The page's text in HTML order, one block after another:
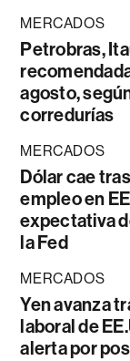
MERCADOS
Petrobras,
agosto,
corredurías
MERCADOS
Dólar cae
empleo en
expectativa
la Fed
MERCADOS
Yen avanza
laboral de
alerta por